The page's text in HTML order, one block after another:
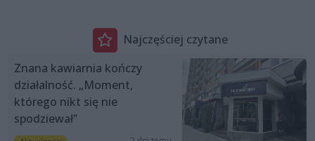
Najczęściej czytane
Znana kawiarnia kończy
działalność. „Moment,
którego nikt się nie
spodziewał”